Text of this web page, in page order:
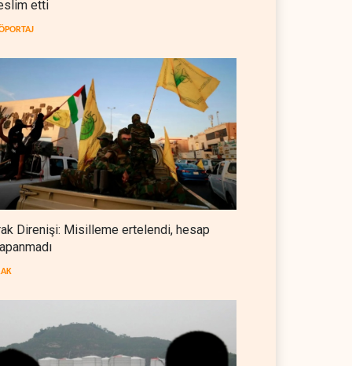
Foreign Affairs: ABD
Ortadoğu'dan elini çekmeli
BATI YARIM KÜRE 07 Ağustos 2026
Suudi Arabistan, Türkiye ve
Pakistan ortak savunma
anlaşması imzaladı
ARAP DÜNYASI 07 Ağustos 2026
etti
Direnişi: Misilleme ertelendi, hesap